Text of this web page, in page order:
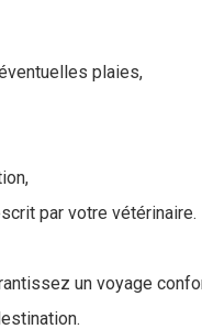
plaies,
par votre vétérinaire.
un voyage